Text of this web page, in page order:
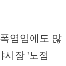
염임에도 많
시장 '노점